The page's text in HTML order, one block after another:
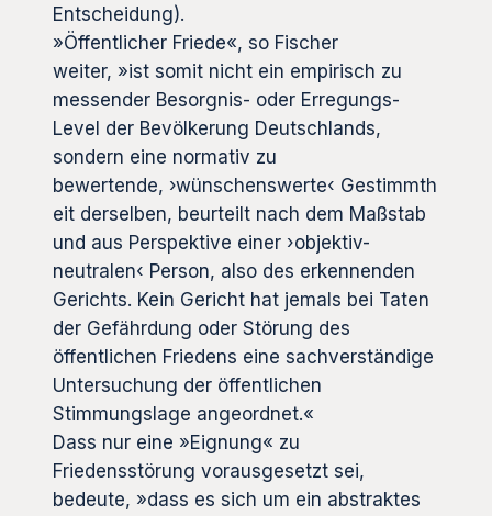
Entscheidung).
»Öffentlicher Friede«, so Fischer
weiter, »ist somit nicht ein empirisch zu
messender Besorgnis- oder Erregungs-
Level der Bevölkerung Deutschlands,
sondern eine normativ zu
bewertende, ›wünschenswerte‹ Gestimmth
eit derselben, beurteilt nach dem Maßstab
und aus Perspektive einer ›objektiv-
neutralen‹ Person, also des erkennenden
Gerichts. Kein Gericht hat jemals bei Taten
der Gefährdung oder Störung des
öffentlichen Friedens eine sachverständige
Untersuchung der öffentlichen
Stimmungslage angeordnet.«
Dass nur eine »Eignung« zu
Friedensstörung vorausgesetzt sei,
bedeute, »dass es sich um ein abstraktes